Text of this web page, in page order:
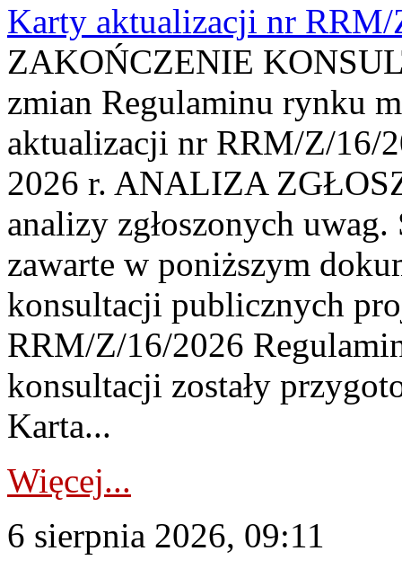
Karty aktualizacji nr
ZAKOŃCZENIE
zmian Regulaminu rynku
aktualizacji nr RRM/Z/16/
2026 r. ANALIZA
analizy zgłoszonych
zawarte w poniższym
konsultacji publicznych
RRM/Z/16/2026
konsultacji zostały
Karta...
Więcej...
6 sierpnia 2026, 09:11